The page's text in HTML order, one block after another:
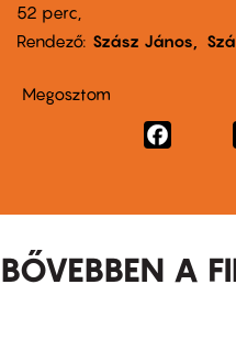
52 perc,
Rendező Szász János
Megosztom
BŐVEBBEN A